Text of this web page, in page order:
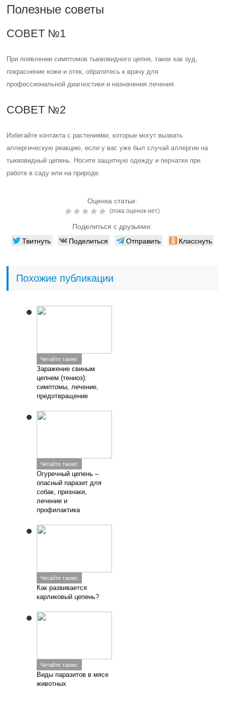
Полезные советы
СОВЕТ №1
При появлении симптомов тыквовидного цепня, таких как зуд,
покраснение кожи и отек, обратитесь к врачу для
профессиональной диагностики и назначения лечения.
СОВЕТ №2
Избегайте контакта с растениями, которые могут вызвать
аллергическую реакцию, если у вас уже был случай аллергии на
тыквовидный цепень. Носите защитную одежду и перчатки при
работе в саду или на природе.
Оценка статьи:
(пока оценок нет)
Поделиться с друзьями:
Твитнуть Поделиться Отправить Класснуть
Похожие публикации
Читайте также:
Заражение свиным
цепнем (тениоз):
симптомы, лечение,
предотвращение
Читайте также:
Огуречный цепень –
опасный паразит для
собак, признаки,
лечение и
профилактика
Читайте также:
Как развивается
карликовый цепень?
Читайте также:
Виды паразитов в мясе
животных